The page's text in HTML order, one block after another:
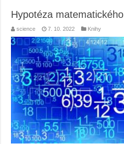
Hypotéza
science 7. 10. 2022 Knihy